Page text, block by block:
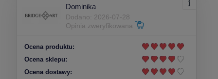
Dominika
Dodano: 2026-07-28
Opinia zweryfikowana
Ocena produktu:
Ocena sklepu:
Ocena dostawy: